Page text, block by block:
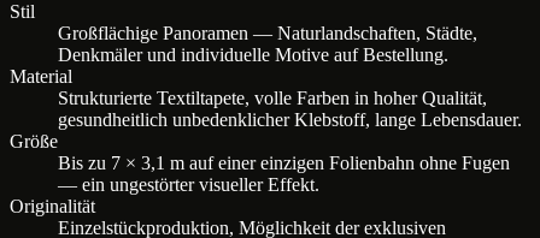
Stil
Großflächige Panoramen — Naturlandschaften, Städte,
Denkmäler und individuelle Motive auf Bestellung.
Material
Strukturierte Textiltapete, volle Farben in hoher Qualität,
gesundheitlich unbedenklicher Klebstoff, lange Lebensdauer.
Größe
Bis zu 7 × 3,1 m auf einer einzigen Folienbahn ohne Fugen
— ein ungestörter visueller Effekt.
Originalität
Einzelstückproduktion, Möglichkeit der exklusiven